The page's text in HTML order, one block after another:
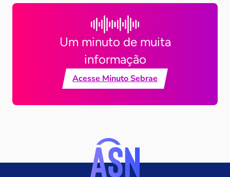
Um minuto de muita
informação
Acesse Minuto Sebrae